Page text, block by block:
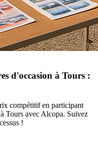
d'occasion à Tours :
compétitif en participant
Tours avec Alcopa. Suivez
!